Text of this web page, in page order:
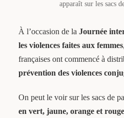
apparaît sur les sacs
À l’occasion de la Journée
les violences faites aux femmes
françaises ont commencé à
prévention des violences
On peut le voir sur les sacs de
en vert, jaune, orange et rouge